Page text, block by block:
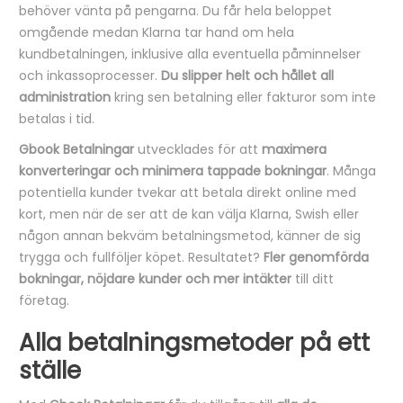
behöver vänta på pengarna. Du får hela beloppet
omgående medan Klarna tar hand om hela
kundbetalningen, inklusive alla eventuella påminnelser
och inkassoprocesser. Du slipper helt och hållet all
administration kring sen betalning eller fakturor som inte
betalas i tid.
Gbook Betalningar utvecklades för att maximera
konverteringar och minimera tappade bokningar. Många
potentiella kunder tvekar att betala direkt online med
kort, men när de ser att de kan välja Klarna, Swish eller
någon annan bekväm betalningsmetod, känner de sig
trygga och fullföljer köpet. Resultatet? Fler genomförda
bokningar, nöjdare kunder och mer intäkter till ditt
företag.
Alla betalningsmetoder på ett
ställe